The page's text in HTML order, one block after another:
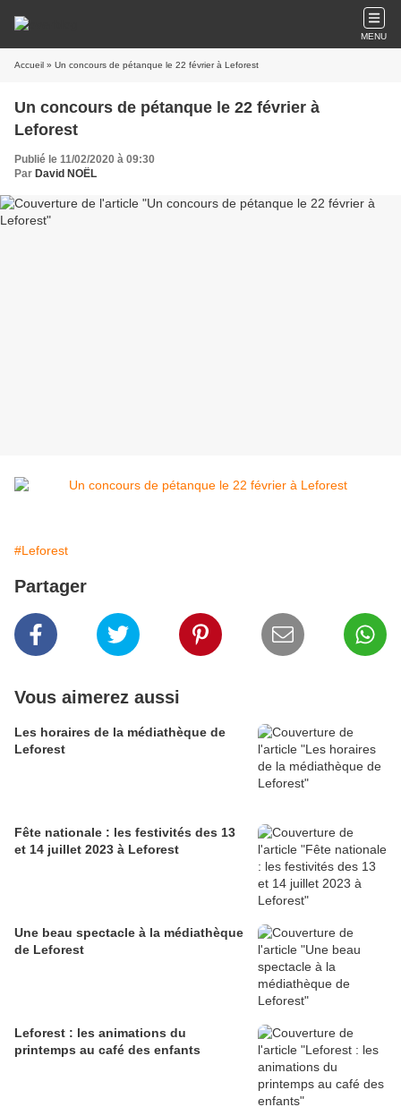
MENU
Accueil » Un concours de pétanque le 22 février à Leforest
Un concours de pétanque le 22 février à
Leforest
Publié le 11/02/2020 à 09:30
Par David NOËL
#Leforest
Partager
Vous aimerez aussi
Les horaires de la médiathèque de
Leforest
Fête nationale : les festivités des 13
et 14 juillet 2023 à Leforest
Une beau spectacle à la médiathèque
de Leforest
Leforest : les animations du
printemps au café des enfants